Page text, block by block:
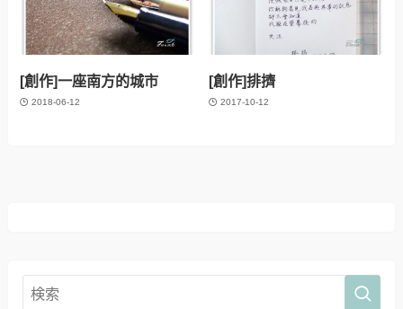
[創作]一座南方的城市
2018-06-12
[創作]排擠
2017-10-12